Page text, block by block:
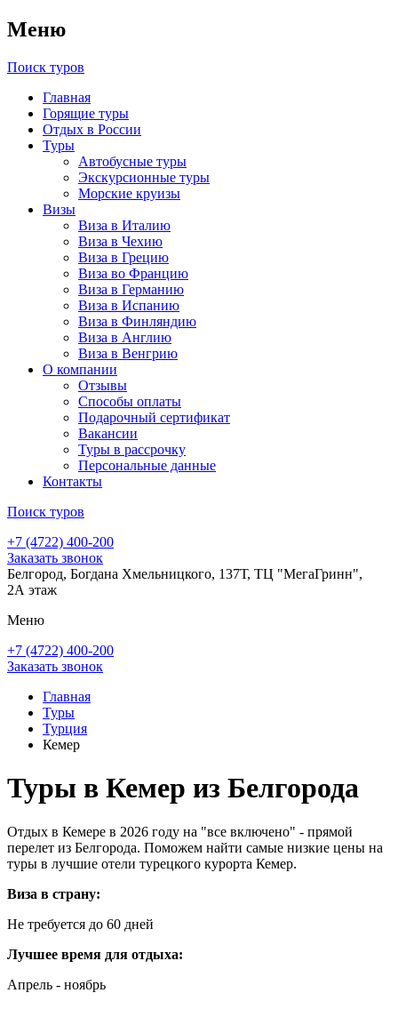
Меню
Поиск туров
Главная
Горящие туры
Отдых в России
Туры
Автобусные туры
Экскурсионные туры
Морские круизы
Визы
Виза в Италию
Виза в Чехию
Виза в Грецию
Виза во Францию
Виза в Германию
Виза в Испанию
Виза в Финляндию
Виза в Англию
Виза в Венгрию
О компании
Отзывы
Способы оплаты
Подарочный сертификат
Вакансии
Туры в рассрочку
Персональные данные
Контакты
Поиск туров
+7 (4722) 400-200
Заказать звонок
Белгород, Богдана Хмельницкого, 137Т, ТЦ "МегаГринн",
2А этаж
Меню
+7 (4722) 400-200
Заказать звонок
Главная
Туры
Турция
Кемер
Туры в Кемер из Белгорода
Отдых в Кемере в 2026 году на "все включено" - прямой
перелет из Белгорода. Поможем найти самые низкие цены на
туры в лучшие отели турецкого курорта Кемер.
Виза в страну:
Не требуется до 60 дней
Лучшее время для отдыха:
Апрель - ноябрь